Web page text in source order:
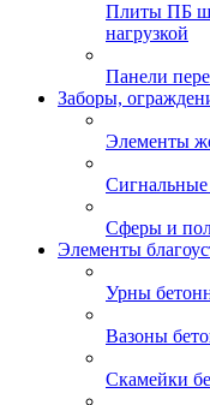
Плиты ПБ
нагрузкой
Панели
Заборы,
Элементы
Сигнальные
Сферы и
Элементы
Урны
Вазоны
Скамейки